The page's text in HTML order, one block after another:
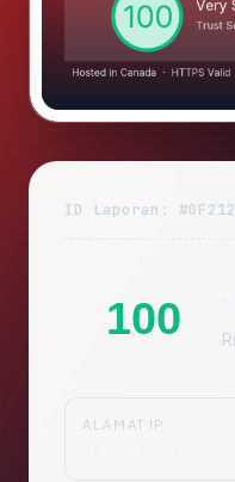
ID Laporan:
100
ALAMAT IP